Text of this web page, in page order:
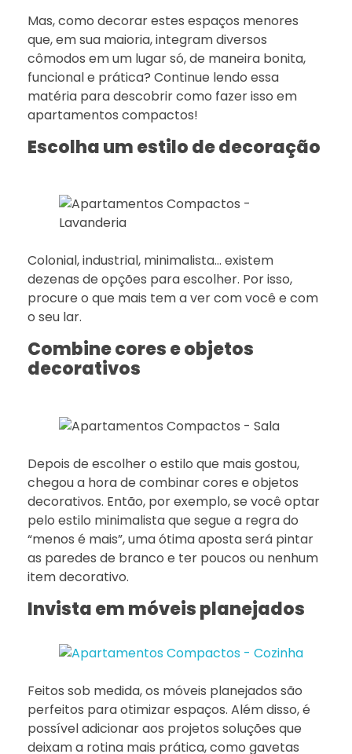
Mas, como decorar estes espaços menores
que, em sua maioria, integram diversos
cômodos em um lugar só, de maneira bonita,
funcional e prática? Continue lendo essa
matéria para descobrir como fazer isso em
apartamentos compactos!
Escolha um estilo de decoração
Colonial, industrial, minimalista… existem
dezenas de opções para escolher. Por isso,
procure o que mais tem a ver com você e com
o seu lar.
Combine cores e objetos
decorativos
Depois de escolher o estilo que mais gostou,
chegou a hora de combinar cores e objetos
decorativos. Então, por exemplo, se você optar
pelo estilo minimalista que segue a regra do
“menos é mais”, uma ótima aposta será pintar
as paredes de branco e ter poucos ou nenhum
item decorativo.
Invista em móveis planejados
Feitos sob medida, os móveis planejados são
perfeitos para otimizar espaços. Além disso, é
possível adicionar aos projetos soluções que
deixam a rotina mais prática, como gavetas